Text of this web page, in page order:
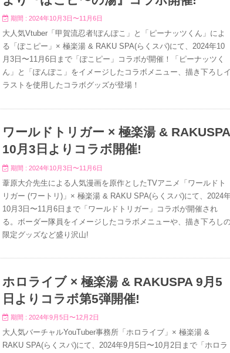
期間 : 2024年10月3日〜11月6日
大人気Vtuber「甲賀流忍者!ぽんぽこ」と「ピーナッツくん」によ
る「ぽこピー」× 極楽湯 & RAKU SPA(らくスパ)にて、2024年10
月3日〜11月6日まで「ぽこピー」コラボが開催！「ピーナッツく
ん」と「ぽんぽこ」をイメージしたコラボメニュー、描き下ろしイ
ラストを使用したコラボグッズが登場！
ワールドトリガー × 極楽湯 & RAKUSPA
10月3日よりコラボ開催!
期間 : 2024年10月3日〜11月6日
葦原大介先生による人気漫画を原作としたTVアニメ「ワールドト
リガー (ワートリ)」× 極楽湯 & RAKU SPA(らくスパ)にて、2024
10月3日〜11月6日まで「ワールドトリガー」コラボが開催され
る。ボーダー隊員をイメージしたコラボメニューや、描き下ろし
限定グッズなど盛り沢山!
ホロライブ × 極楽湯 & RAKUSPA 9月5
日よりコラボ第5弾開催!
期間 : 2024年9月5日〜12月2日
大人気バーチャルYouTuber事務所「ホロライブ」× 極楽湯 &
RAKU SPA(らくスパ)にて、2024年9月5日〜10月2日まで「ホロラ